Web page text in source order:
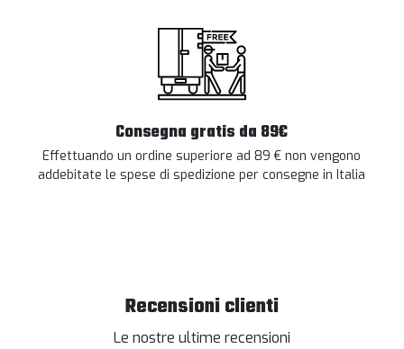
Consegna gratis da 89€
Effettuando un ordine superiore ad 89 € non vengono
addebitate le spese di spedizione per consegne in Italia
Recensioni clienti
Le nostre ultime recensioni